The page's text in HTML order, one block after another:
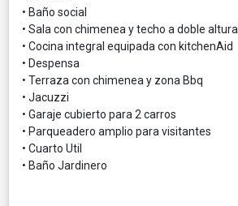
• Baño social
• Sala con chimenea y techo a doble altura
• Cocina integral equipada con kitchenAid
• Despensa
• Terraza con chimenea y zona Bbq
• Jacuzzi
• Garaje cubierto para 2 carros
• Parqueadero amplio para visitantes
• Cuarto Util
• Baño Jardinero